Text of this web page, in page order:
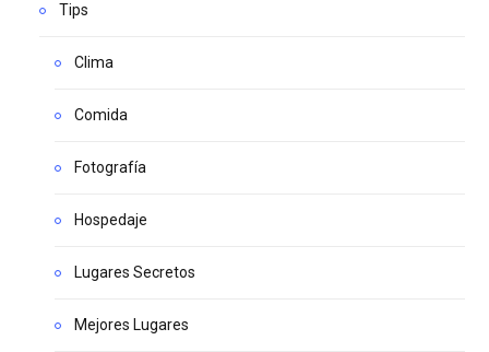
Tips
Clima
Comida
Fotografía
Hospedaje
Lugares Secretos
Mejores Lugares